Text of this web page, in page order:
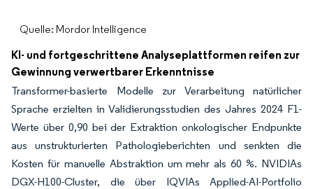
Quelle: Mordor Intelligence
KI- und fortgeschrittene Analyseplattformen reifen zur
Gewinnung verwertbarer Erkenntnisse
Transformer-basierte Modelle zur Verarbeitung natürlicher
Sprache erzielten in Validierungsstudien des Jahres 2024 F1-
Werte über 0,90 bei der Extraktion onkologischer Endpunkte
aus unstrukturierten Pathologieberichten und senkten die
Kosten für manuelle Abstraktion um mehr als 60 %. NVIDIAs
DGX-H100-Cluster, die über IQVIAs Applied-AI-Portfolio